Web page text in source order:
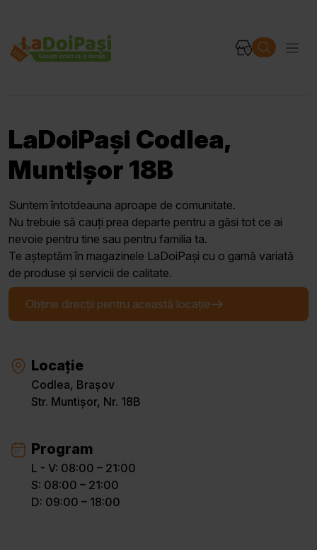
LaDoiPași Codlea,
Muntișor 18B
Suntem întotdeauna aproape de comunitate.
Nu trebuie să cauți prea departe pentru a găsi tot ce ai
nevoie pentru tine sau pentru familia ta.
Te așteptăm în magazinele LaDoiPași cu o gamă variată
de produse și servicii de calitate.
Obține direcții pentru această locație
Locație
Codlea, Brașov
Str. Muntișor, Nr. 18B
Program
L - V: 08:00 – 21:00
S: 08:00 – 21:00
D: 09:00 – 18:00